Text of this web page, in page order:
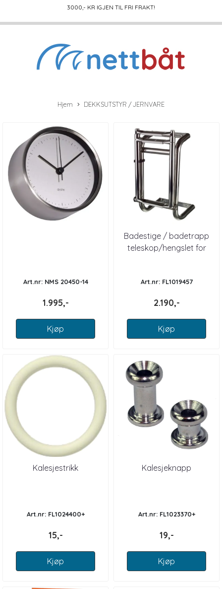
3000,- KR IGJEN TIL FRI FRAKT!
Hjem DEKKSUTSTYR / JERNVARE
Art.nr: NMS 20450-14
1.995,-
Kjøp
Badestige / badetrapp
teleskop/hengslet for
Art.nr: FL1019457
2.190,-
Kjøp
Kalesjestrikk
Art.nr: FL1024400+
15,-
Kjøp
Kalesjeknapp
Art.nr: FL1023370+
19,-
Kjøp